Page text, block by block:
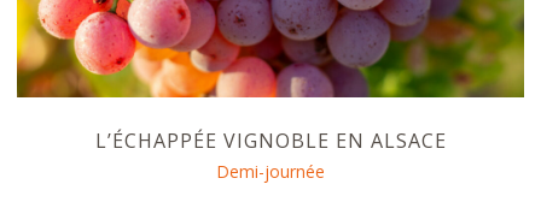
L’ÉCHAPPÉE VIGNOBLE EN ALSACE
Demi-journée